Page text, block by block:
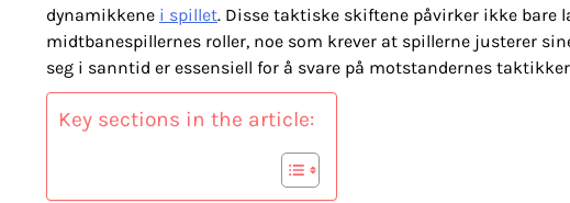
dynamikkene i spillet. Disse taktiske skiftene påvirker ikke bare
midtbanespillernes roller, noe som krever at spillerne justerer
seg i sanntid er essensiell for å svare på motstandernes
Key sections in the article: